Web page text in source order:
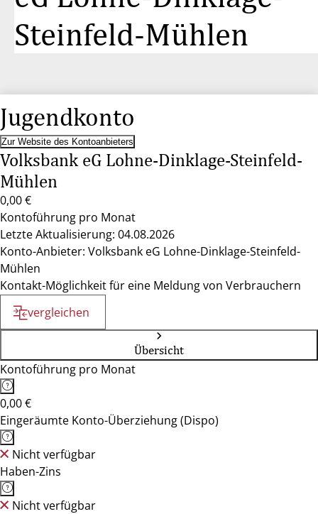
Steinfeld-Mühlen
Jugendkonto
Zur Website des Kontoanbieters
Volksbank eG Lohne-Dinklage-Steinfeld-
Mühlen
0,00 €
Kontoführung pro Monat
Letzte Aktualisierung: 04.08.2026
Konto-Anbieter: Volksbank eG Lohne-Dinklage-Steinfeld-
Mühlen
Kontakt-Möglichkeit für eine Meldung von Verbrauchern
vergleichen
Übersicht
Kontoführung pro Monat
0,00 €
Eingeräumte Konto-Überziehung (Dispo)
Nicht verfügbar
Haben-Zins
Nicht verfügbar